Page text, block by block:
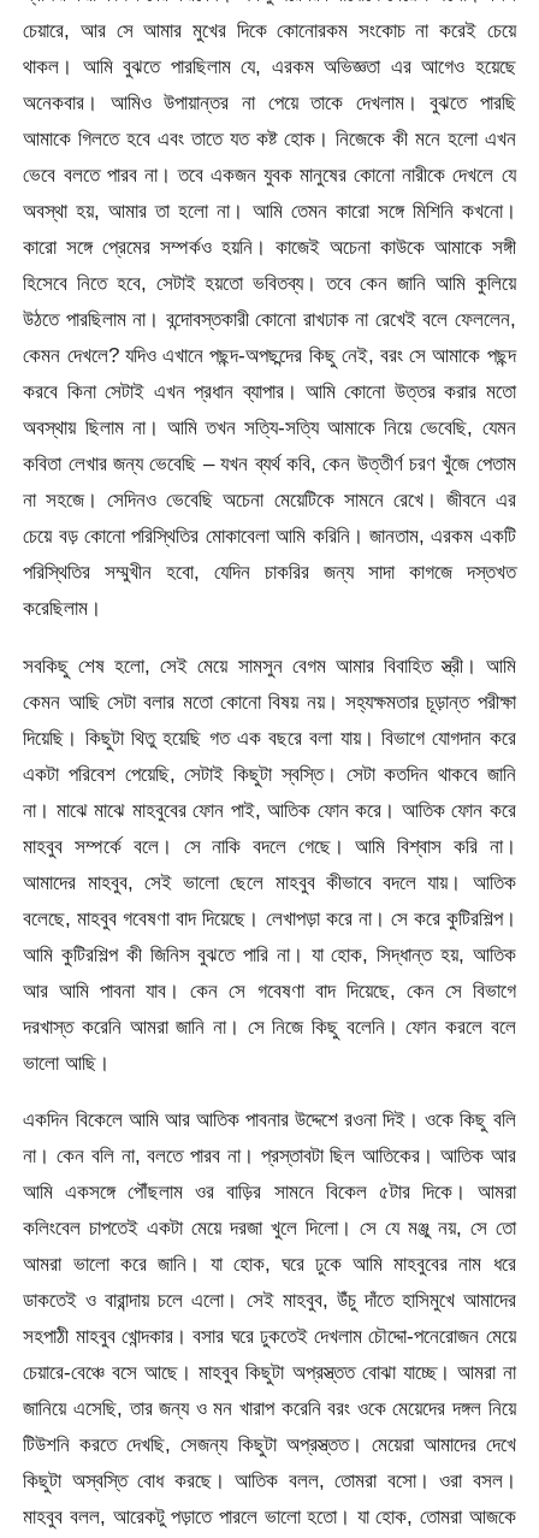
চেয়ারে, আর সে আমার মুখের দিকে কোনোরকম সংকোচ না করেই চেয়ে
থাকল। আমি বুঝতে পারছিলাম যে, এরকম অভিজ্ঞতা এর আগেও হয়েছে
অনেকবার। আমিও উপায়ান্তর না পেয়ে তাকে দেখলাম। বুঝতে পারছি
আমাকে গিলতে হবে এবং তাতে যত কষ্ট হোক। নিজেকে কী মনে হলো এখন
ভেবে বলতে পারব না। তবে একজন যুবক মানুষের কোনো নারীকে দেখলে যে
অবস্থা হয়, আমার তা হলো না। আমি তেমন কারো সঙ্গে মিশিনি কখনো।
কারো সঙ্গে প্রেমের সম্পর্কও হয়নি। কাজেই অচেনা কাউকে আমাকে সঙ্গী
হিসেবে নিতে হবে, সেটাই হয়তো ভবিতব্য। তবে কেন জানি আমি কুলিয়ে
উঠতে পারছিলাম না। বন্দোবস্তকারী কোনো রাখঢাক না রেখেই বলে ফেললেন,
কেমন দেখলে? যদিও এখানে পছন্দ-অপছন্দের কিছু নেই, বরং সে আমাকে পছন্দ
করবে কিনা সেটাই এখন প্রধান ব্যাপার। আমি কোনো উত্তর করার মতো
অবস্থায় ছিলাম না। আমি তখন সত্যি-সত্যি আমাকে নিয়ে ভেবেছি, যেমন
কবিতা লেখার জন্য ভেবেছি – যখন ব্যর্থ কবি, কেন উত্তীর্ণ চরণ খুঁজে পেতাম
না সহজে। সেদিনও ভেবেছি অচেনা মেয়েটিকে সামনে রেখে। জীবনে এর
চেয়ে বড় কোনো পরিস্থিতির মোকাবেলা আমি করিনি। জানতাম, এরকম একটি
পরিস্থিতির সম্মুখীন হবো, যেদিন চাকরির জন্য সাদা কাগজে দস্তখত
করেছিলাম।
সবকিছু শেষ হলো, সেই মেয়ে সামসুন বেগম আমার বিবাহিত স্ত্রী। আমি
কেমন আছি সেটা বলার মতো কোনো বিষয় নয়। সহ্যক্ষমতার চূড়ান্ত পরীক্ষা
দিয়েছি। কিছুটা থিতু হয়েছি গত এক বছরে বলা যায়। বিভাগে যোগদান করে
একটা পরিবেশ পেয়েছি, সেটাই কিছুটা স্বস্তি। সেটা কতদিন থাকবে জানি
না। মাঝে মাঝে মাহবুবের ফোন পাই, আতিক ফোন করে। আতিক ফোন করে
মাহবুব সম্পর্কে বলে। সে নাকি বদলে গেছে। আমি বিশ্বাস করি না।
আমাদের মাহবুব, সেই ভালো ছেলে মাহবুব কীভাবে বদলে যায়। আতিক
বলেছে, মাহবুব গবেষণা বাদ দিয়েছে। লেখাপড়া করে না। সে করে কুটিরশিল্প।
আমি কুটিরশিল্প কী জিনিস বুঝতে পারি না। যা হোক, সিদ্ধান্ত হয়, আতিক
আর আমি পাবনা যাব। কেন সে গবেষণা বাদ দিয়েছে, কেন সে বিভাগে
দরখাস্ত করেনি আমরা জানি না। সে নিজে কিছু বলেনি। ফোন করলে বলে
ভালো আছি।
একদিন বিকেলে আমি আর আতিক পাবনার উদ্দেশে রওনা দিই। ওকে কিছু বলি
না। কেন বলি না, বলতে পারব না। প্রস্তাবটা ছিল আতিকের। আতিক আর
আমি একসঙ্গে পৌঁছলাম ওর বাড়ির সামনে বিকেল ৫টার দিকে। আমরা
কলিংবেল চাপতেই একটা মেয়ে দরজা খুলে দিলো। সে যে মঞ্জু নয়, সে তো
আমরা ভালো করে জানি। যা হোক, ঘরে ঢুকে আমি মাহবুবের নাম ধরে
ডাকতেই ও বারান্দায় চলে এলো। সেই মাহবুব, উঁচু দাঁতে হাসিমুখে আমাদের
সহপাঠী মাহবুব খোন্দকার। বসার ঘরে ঢুকতেই দেখলাম চৌদ্দো-পনেরোজন মেয়ে
চেয়ারে-বেঞ্চে বসে আছে। মাহবুব কিছুটা অপ্রস্ত্তত বোঝা যাচ্ছে। আমরা না
জানিয়ে এসেছি, তার জন্য ও মন খারাপ করেনি বরং ওকে মেয়েদের দঙ্গল নিয়ে
টিউশনি করতে দেখছি, সেজন্য কিছুটা অপ্রস্ত্তত। মেয়েরা আমাদের দেখে
কিছুটা অস্বস্তি বোধ করছে। আতিক বলল, তোমরা বসো। ওরা বসল।
মাহবুব বলল, আরেকটু পড়াতে পারলে ভালো হতো। যা হোক, তোমরা আজকে